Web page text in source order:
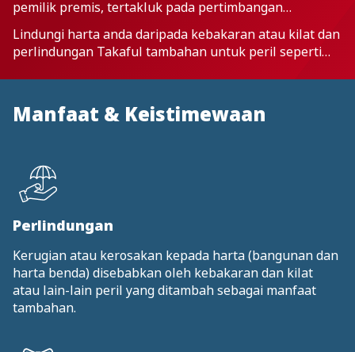
pemilik premis, tertakluk pada pertimbangan
Lindungi harta anda daripada kebakaran atau kilat dan
perlindungan Takaful tambahan untuk peril seperti
Manfaat & Keistimewaan
Perlindungan
Kerugian atau kerosakan kepada harta (bangunan dan
harta benda) disebabkan oleh kebakaran dan kilat
atau lain-lain peril yang ditambah sebagai manfaat
tambahan.